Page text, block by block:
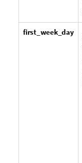
first_week_day